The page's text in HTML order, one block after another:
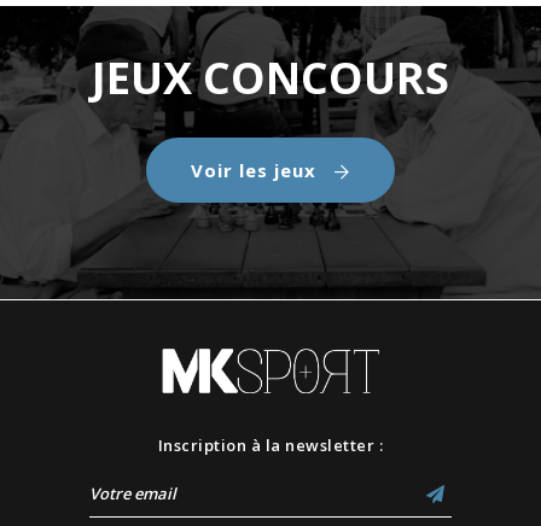
JEUX CONCOURS
Voir les jeux
Inscription à la newsletter :